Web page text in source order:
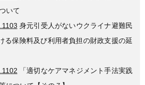
いて
身元引受人がないウクライナ避難民
る保険料及び利用者負担の財政支援の延
「適切なケアマネジメント手法実践